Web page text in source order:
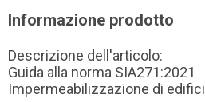
Informazione prodotto
Descrizione dell'articolo:
Guida alla norma SIA271:2021
Impermeabilizzazione di edifici